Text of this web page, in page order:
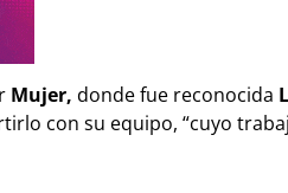
Mujer, donde fue reconocida
con su equipo, “cuyo